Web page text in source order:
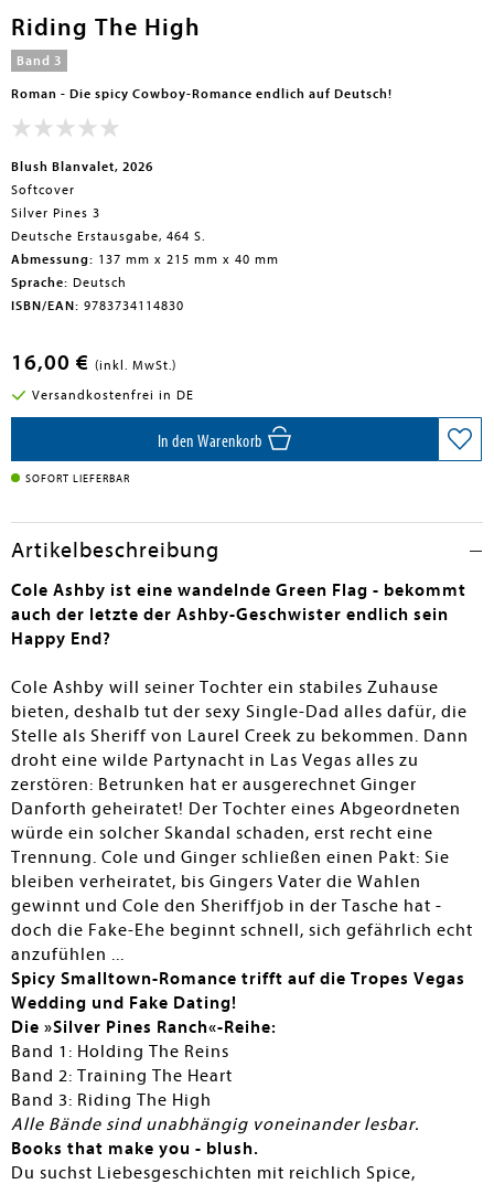
Riding The High
Band 3
Roman - Die spicy Cowboy-Romance endlich auf Deutsch!
Blush Blanvalet, 2026
Softcover
Silver Pines 3
Deutsche Erstausgabe, 464 S.
Abmessung: 137 mm x 215 mm x 40 mm
Sprache: Deutsch
ISBN/EAN: 9783734114830
16,00 € (inkl. MwSt.)
Versandkostenfrei in DE
In den Warenkorb
SOFORT LIEFERBAR
Artikelbeschreibung
Cole Ashby ist eine wandelnde Green Flag - bekommt
auch der letzte der Ashby-Geschwister endlich sein
Happy End?
Cole Ashby will seiner Tochter ein stabiles Zuhause
bieten, deshalb tut der sexy Single-Dad alles dafür, die
Stelle als Sheriff von Laurel Creek zu bekommen. Dann
droht eine wilde Partynacht in Las Vegas alles zu
zerstören: Betrunken hat er ausgerechnet Ginger
Danforth geheiratet! Der Tochter eines Abgeordneten
würde ein solcher Skandal schaden, erst recht eine
Trennung. Cole und Ginger schließen einen Pakt: Sie
bleiben verheiratet, bis Gingers Vater die Wahlen
gewinnt und Cole den Sheriffjob in der Tasche hat -
doch die Fake-Ehe beginnt schnell, sich gefährlich echt
anzufühlen ...
Spicy Smalltown-Romance trifft auf die Tropes Vegas
Wedding und Fake Dating!
Die »Silver Pines Ranch«-Reihe:
Band 1: Holding The Reins
Band 2: Training The Heart
Band 3: Riding The High
Alle Bände sind unabhängig voneinander lesbar.
Books that make you - blush.
Du suchst Liebesgeschichten mit reichlich Spice,